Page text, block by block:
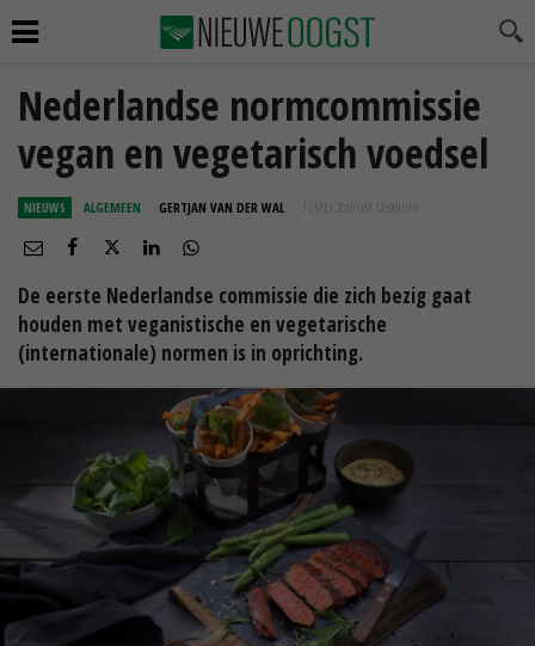
Nederlandse normcommissie
vegan en vegetarisch voedsel
NIEUWS ALGEMEEN GERTJAN VAN DER WAL 13 MEI 2019 OM 12:00
De eerste Nederlandse commissie die zich bezig gaat
houden met veganistische en vegetarische
(internationale) normen is in oprichting.